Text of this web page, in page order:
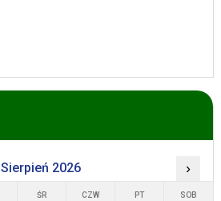
Sierpień 2026 ›
ŚR CZW PT SOB